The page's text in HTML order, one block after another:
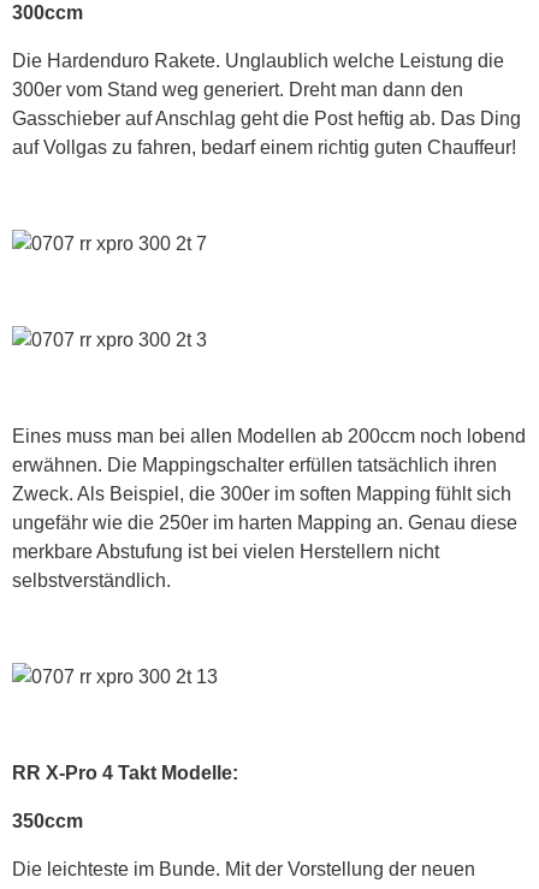
300ccm
Die Hardenduro Rakete. Unglaublich welche Leistung die
300er vom Stand weg generiert. Dreht man dann den
Gasschieber auf Anschlag geht die Post heftig ab. Das Ding
auf Vollgas zu fahren, bedarf einem richtig guten Chauffeur!
Eines muss man bei allen Modellen ab 200ccm noch lobend
erwähnen. Die Mappingschalter erfüllen tatsächlich ihren
Zweck. Als Beispiel, die 300er im soften Mapping fühlt sich
ungefähr wie die 250er im harten Mapping an. Genau diese
merkbare Abstufung ist bei vielen Herstellern nicht
selbstverständlich.
RR X-Pro 4 Takt Modelle:
350ccm
Die leichteste im Bunde. Mit der Vorstellung der neuen